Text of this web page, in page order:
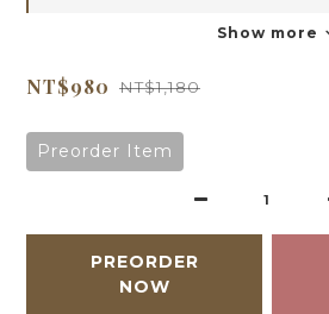
Show more
NT$980 NT$1,180
Preorder Item
PREORDER
NOW